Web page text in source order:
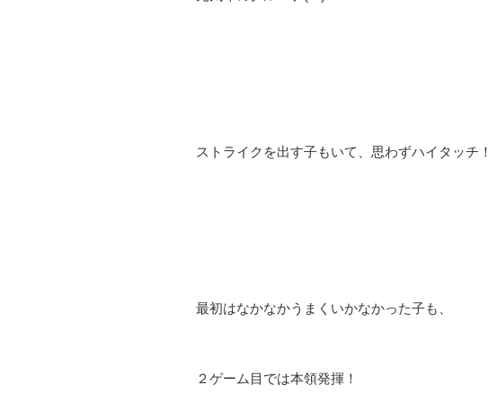
ストライクを出す子もいて、思わずハイタッチ！
最初はなかなかうまくいかなかった子も、
２ゲーム目では本領発揮！